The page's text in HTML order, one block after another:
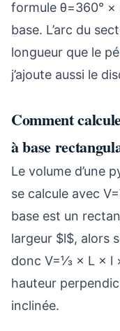
formule θ=360° ×
base. L’arc du
longueur que le
j’ajoute aussi le
Comment
à base
Le volume d’une
se calcule avec
base est un
largeur $l$, alors
donc V=⅓ × L × l
hauteur
inclinée.